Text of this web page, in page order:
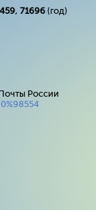
, 71696 (год)
России